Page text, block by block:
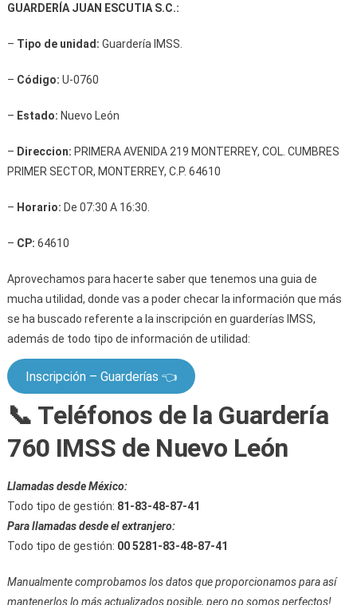
GUARDERÍA JUAN ESCUTIA S.C.:
– Tipo de unidad: Guardería IMSS.
– Código: U-0760
– Estado: Nuevo León
– Direccion: PRIMERA AVENIDA 219 MONTERREY, COL. CUMBRES
PRIMER SECTOR, MONTERREY, C.P. 64610
– Horario: De 07:30 A 16:30.
– CP: 64610
Aprovechamos para hacerte saber que tenemos una guia de
mucha utilidad, donde vas a poder checar la información que más
se ha buscado referente a la inscripción en guarderías IMSS,
además de todo tipo de información de utilidad:
Inscripción – Guarderías 👈
📞 Teléfonos de la Guardería
760 IMSS de Nuevo León
Llamadas desde México:
Todo tipo de gestión: 81-83-48-87-41
Para llamadas desde el extranjero:
Todo tipo de gestión: 00 5281-83-48-87-41
Manualmente comprobamos los datos que proporcionamos para así
mantenerlos lo más actualizados posible, pero no somos perfectos!